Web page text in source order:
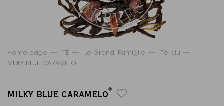
Home page TÈ Le Grandi Famiglie
Tè blu
MILKY BLUE CARAMELO
MILKY BLUE CARAMELO®